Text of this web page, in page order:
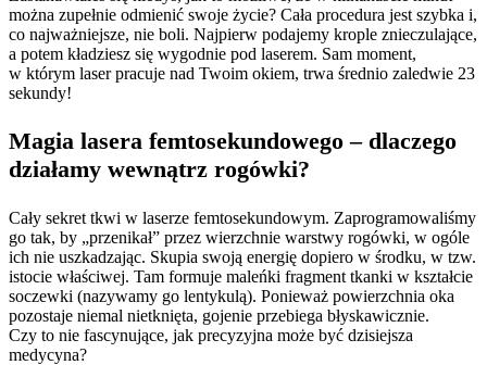
można zupełnie odmienić swoje życie? Cała procedura jest szybka i,
co najważniejsze, nie boli. Najpierw podajemy krople znieczulające,
a potem kładziesz się wygodnie pod laserem. Sam moment,
w którym laser pracuje nad Twoim okiem, trwa średnio zaledwie 23
sekundy!
Magia lasera femtosekundowego – dlaczego
działamy wewnątrz rogówki?
Cały sekret tkwi w laserze femtosekundowym. Zaprogramowaliśmy
go tak, by „przenikał” przez wierzchnie warstwy rogówki, w ogóle
ich nie uszkadzając. Skupia swoją energię dopiero w środku, w tzw.
istocie właściwej. Tam formuje maleńki fragment tkanki w kształcie
soczewki (nazywamy go lentykulą). Ponieważ powierzchnia oka
pozostaje niemal nietknięta, gojenie przebiega błyskawicznie.
Czy to nie fascynujące, jak precyzyjna może być dzisiejsza
medycyna?